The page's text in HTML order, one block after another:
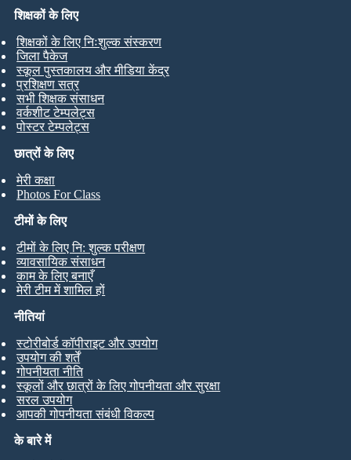
छात्रों के लिए
मेरी कक्षा
Photos For Class
शिक्षकों के लिए
शिक्षकों के लिए निःशुल्क संस्करण
जिला पैकेज
स्कूल पुस्तकालय और मीडिया केंद्र
प्रशिक्षण सत्र
सभी शिक्षक संसाधन
वर्कशीट टेम्पलेट्स
पोस्टर टेम्पलेट्स
टीमों के लिए
टीमों के लिए नि: शुल्क परीक्षण
व्यावसायिक संसाधन
काम के लिए बनाएँ
मेरी टीम में शामिल हों
के बारे में
नीतियां
स्टोरीबोर्ड कॉपीराइट और उपयोग
उपयोग की शर्तें
गोपनीयता नीति
स्कूलों और छात्रों के लिए गोपनीयता और सुरक्षा
सरल उपयोग
आपकी गोपनीयता संबंधी विकल्प